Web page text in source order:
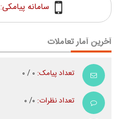
سامانه پیامکی:
آخرین آمار تعاملات
تعداد پیامک:
تعداد نظرات: